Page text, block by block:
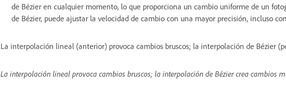
de Bézier en cualquier momento, lo que proporciona un cambio uniforme de un
de Bézier, puede ajustar la velocidad de cambio con una mayor precisión, incluso
La interpolación lineal (anterior) provoca cambios bruscos; la interpolación de Bézier
La interpolación lineal provoca cambios bruscos; la interpolación de Bézier crea cambios